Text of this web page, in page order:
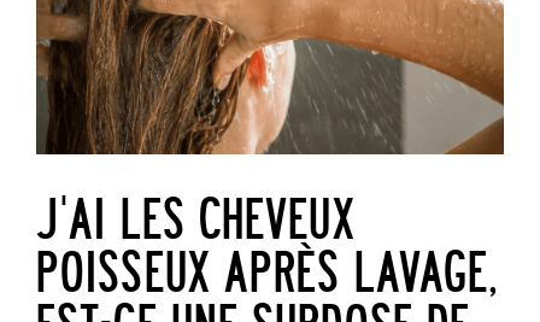
J'AI LES CHEVEUX
POISSEUX APRÈS LAVAGE,